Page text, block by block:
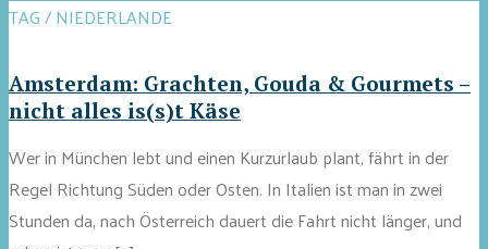
TAG / NIEDERLANDE
Amsterdam: Grachten, Gouda & Gourmets –
nicht alles is(s)t Käse
Wer in München lebt und einen Kurzurlaub plant, fährt in der
Regel Richtung Süden oder Osten. In Italien ist man in zwei
Stunden da, nach Österreich dauert die Fahrt nicht länger, und